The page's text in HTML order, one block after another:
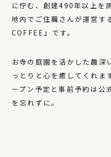
に佇む、創建490年以上を
地内でご住職さんが運営す
COFFEE』です。
お寺の庭園を活かした趣深
っとりと心を癒してくれま
ープン予定と事前予約は
を忘れずに。